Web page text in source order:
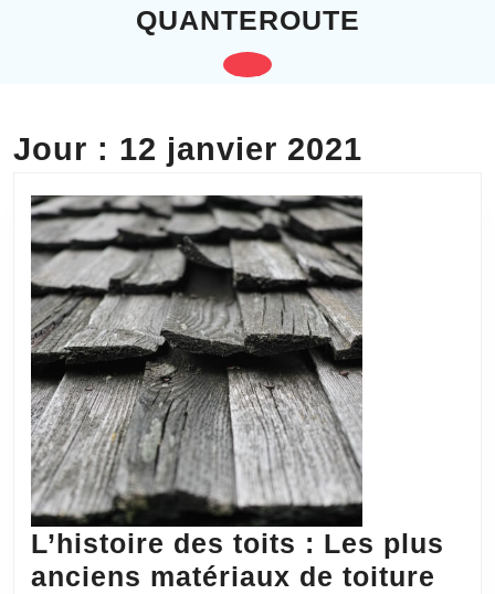
QUANTEROUTE
Open
Jour : 12 janvier 2021
L’histoire des toits : Les plus
anciens matériaux de toiture